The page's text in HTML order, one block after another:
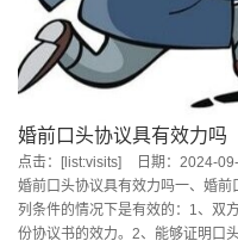
婚前口头协议具有效力吗
点击：[list:visits]
日期：2024-
婚前口头协议具有效力吗一、婚
列条件的情况下是有效的：1、双
份协议书的效力。2、能够证明口